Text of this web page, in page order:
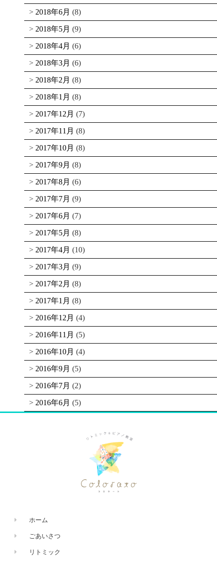
2018年6月 (8)
2018年5月 (9)
2018年4月 (6)
2018年3月 (6)
2018年2月 (8)
2018年1月 (8)
2017年12月 (7)
2017年11月 (8)
2017年10月 (8)
2017年9月 (8)
2017年8月 (6)
2017年7月 (9)
2017年6月 (7)
2017年5月 (8)
2017年4月 (10)
2017年3月 (9)
2017年2月 (8)
2017年1月 (8)
2016年12月 (4)
2016年11月 (5)
2016年10月 (4)
2016年9月 (5)
2016年7月 (2)
2016年6月 (5)
ホーム
ごあいさつ
リトミック